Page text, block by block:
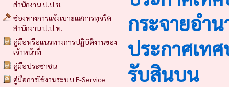
สำนักงาน ป.ป.ช.
ช่องทางการแจ้งเบาะแสการทุจริต
สำนักงาน ป.ป.ท.
คู่มือหรือแนวทางการปฏิบัติงานของ
เจ้าหน้าที่
คู่มือประชาชน
คู่มือการใช้งานระบบ E-Service
กระจายอำ
ประกาศเท
รับสินบน